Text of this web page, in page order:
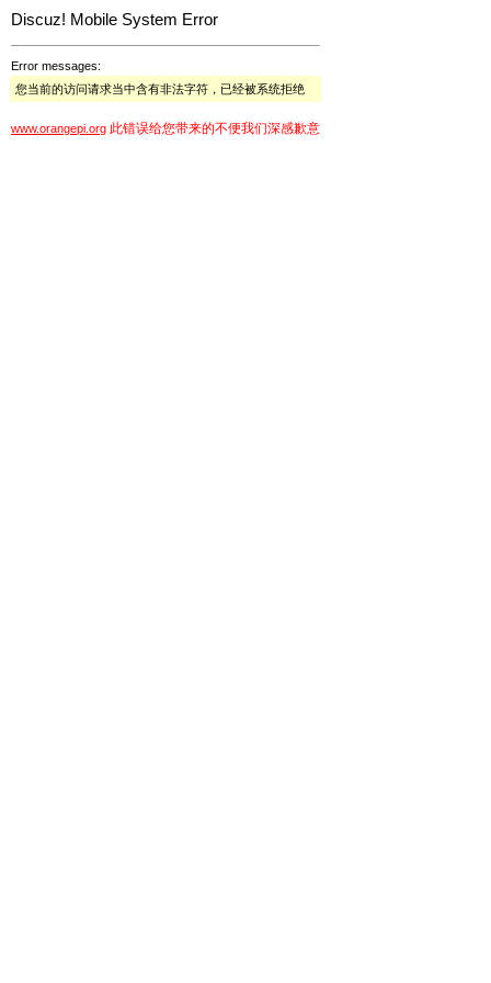
Discuz! Mobile System Error
Error messages:
您当前的访问请求当中含有非法字符，已经被系统拒绝
www.orangepi.org 此错误给您带来的不便我们深感歉意